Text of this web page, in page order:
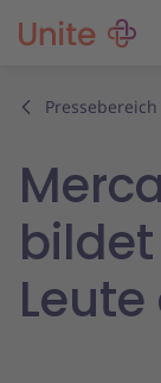
Pressebereich